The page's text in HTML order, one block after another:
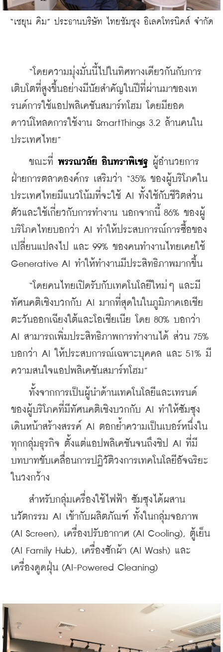
“เซยุน คิม” ประธานบริษัท ไทยซัมซุง อิเลคโทรนิคส์ จำกัด
“โดยความมุ่งมั่นนี้ไปในทิศทางเดียวกันกับการ
เติบโตที่สูงขึ้นอย่างมีนัยสำคัญในปีที่ผ่านมาของเท
รนด์การใช้แอปพลิเคชันสมาร์ทโฮม โดยมียอด
ดาวน์โหลดการใช้งาน SmartThings 3.2 ล้านคนใน
ประเทศไทย”
ขณะที่ พรรณวลัย อินทราพิเชฐ ผู้อำนวยการ
ฝ่ายการตลาดองค์กร เสริมว่า “35% ของผู้บริโภคใน
ประเทศไทยมีแนวโน้มที่จะใช้ AI ทั้งใช้กับชีวิตส่วน
ตัวและใช้เกี่ยวกับการทำงาน นอกจากนี้ 86% ของผู้
บริโภคไทยบอกว่า AI ทำให้ประสบการณ์การซื้อของ
เปลี่ยนแปลงไป และ 99% ของคนทำงานไทยเคยใช้
Generative AI ทำให้ทำงานมีประสิทธิภาพมากขึ้น
“โดยคนไทยเปิดรับกับเทคโนโลยีใหม่ๆ และมี
ทัศนคติเชิงบวกกับ AI มากที่สุดในในภูมิภาคเอเชีย
ตะวันออกเฉียงใต้และโอเชียเนีย โดย 80% บอกว่า
AI สามารถเพิ่มประสิทธิภาพการทำงานได้ ส่วน 75%
บอกว่า AI ให้ประสบการณ์เฉพาะบุคคล และ 51% มี
ความสนใจแอปพลิเคชันสมาร์ทโฮม”
ทั้งจากการเป็นผู้นำด้านเทคโนโลยีและเทรนด์
ของผู้บริโภคที่มีทัศนคติเชิงบวกกับ AI ทำให้ซัมซุง
เดินหน้าสร้างสรรค์ AI ตอกย้ำความเป็นเบอร์หนึ่งใน
ทุกกลุ่มธุรกิจ ตั้งแต่แอปพลิเคชันจนถึงชิป AI ที่มี
บทบาทขับเคลื่อนการปฏิวัติวงการเทคโนโลยีอัจฉริยะ
ในวงกว้าง
สำหรับกลุ่มเครื่องใช้ไฟฟ้า ซัมซุงได้ผสาน
นวัตกรรม AI เข้ากับผลิตภัณฑ์ ทั้งในกลุ่มจอภาพ
(AI Screen), เครื่องปรับอากาศ (AI Cooling), ตู้เย็น
(AI Family Hub), เครื่องซักผ้า (AI Wash) และ
เครื่องดูดฝุ่น (AI-Powered Cleaning)